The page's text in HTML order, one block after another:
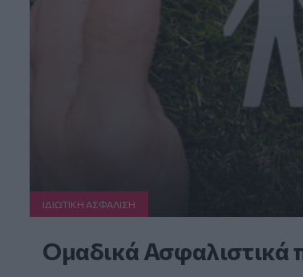
ΙΔΙΩΤΙΚΗ ΑΣΦAΛΙΣΗ
Ομαδικά Ασφαλιστικά